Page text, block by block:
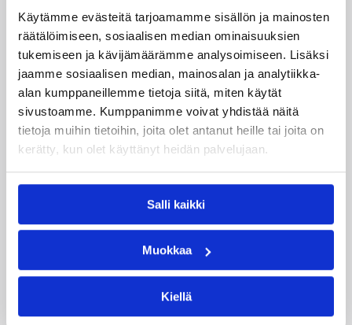
Käytämme evästeitä tarjoamamme sisällön ja mainosten
räätälöimiseen, sosiaalisen median ominaisuuksien
tukemiseen ja kävijämäärämme analysoimiseen. Lisäksi
jaamme sosiaalisen median, mainosalan ja analytiikka-
alan kumppaneillemme tietoja siitä, miten käytät
sivustoamme. Kumppanimme voivat yhdistää näitä
tietoja muihin tietoihin, joita olet antanut heille tai joita on
kerätty, kun olet käyttänyt heidän palvelujaan.
Salli kaikki
Muokkaa
Kiellä
– Ensimmäisen A-divarikesän aikana huomasimme
kyllä, että olimme pelanneet B-divaria. A-divarin
pelitempoon ja tilannenopeuteen tottuminen vaatii
toistuvaa pelaamista huippumaita vastaan. Vielä 2008
meillä ei ollut sitä rutiinia, mutta nyt meillä on takana
monta hyvää vuotta yhdessä ja paljon kovia pelejä
vyöllä.
Albanian Helsingin Jäähallin ”sudenpesässä” 17.
elokuuta. Valmistavissa maaotteluissaan Suomi kohtaa
Montenegron sekä Turkin.
maita, mikä on tietenkin osoitus omasta
menestyksestämme: monet Euroopan huippumaat
haluavat pelata meitä vastaan, hymyilee Huff.